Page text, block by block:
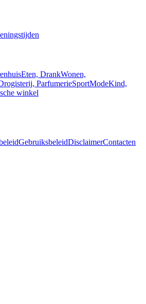
Eten, DrankWonen,
ParfumerieSportModeKind,
winkel
GebruiksbeleidDisclaimerContacten